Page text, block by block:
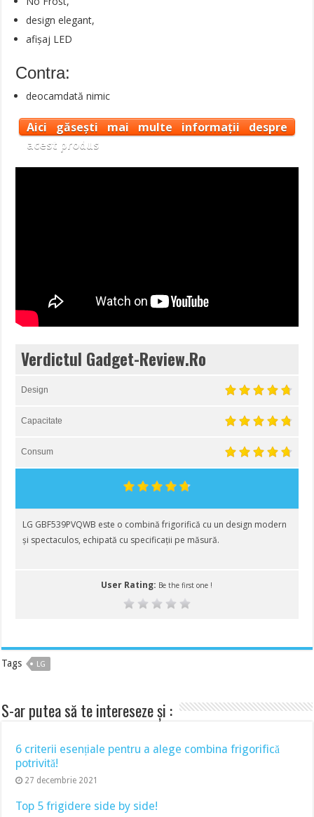
design elegant,
afișaj LED
Contra:
deocamdată nimic
Aici găsești mai multe informații despre
acest produs
Verdictul Gadget-Review.Ro
Design
Capacitate
Consum
LG GBF539PVQWB este o combină frigorifică cu un design modern
și spectaculos, echipată cu specificații pe măsură.
User Rating: Be the first one !
Tags LG
S-ar putea să te intereseze și :
6 criterii esențiale pentru a alege combina frigorifică
potrivită!
27 decembrie 2021
Top 5 frigidere side by side!